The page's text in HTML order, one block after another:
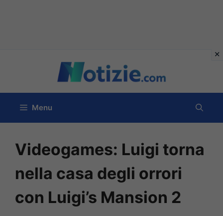
contenuto
Menu
Videogames: Luigi torna
nella casa degli orrori
con Luigi’s Mansion 2